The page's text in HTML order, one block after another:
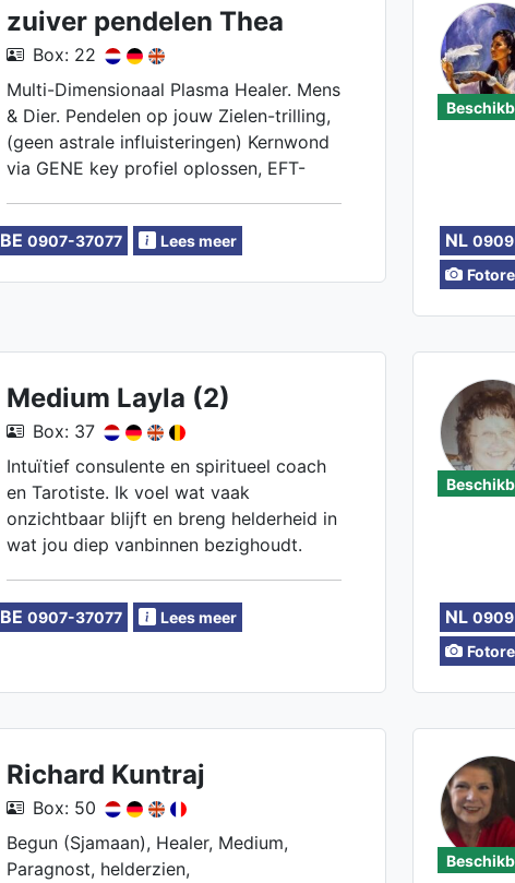
zuiver pendelen Thea
Box: 22
Multi-Dimensionaal Plasma Healer. Mens
& Dier. Pendelen op jouw Zielen-trilling,
(geen astrale influisteringen) Kernwond
via GENE key profiel oplossen, EFT-
retrieval opschonen.
BE 0907-37077 Lees meer NL
Medium Layla (2)
Box: 37
Intuïtief consulente en spiritueel coach
en Tarotiste. Ik voel wat vaak
onzichtbaar blijft en breng helderheid in
wat jou diep vanbinnen bezighoudt.
help ik je om terug te keren naar je
kracht en de weg te volgen die écht
geven op het pad naar uw geluk.
BE 0907-37077
Lees meer
NL
Richard Kuntraj
Box: 50
Begun (Sjamaan), Healer, Medium,
Paragnost, helderzien,